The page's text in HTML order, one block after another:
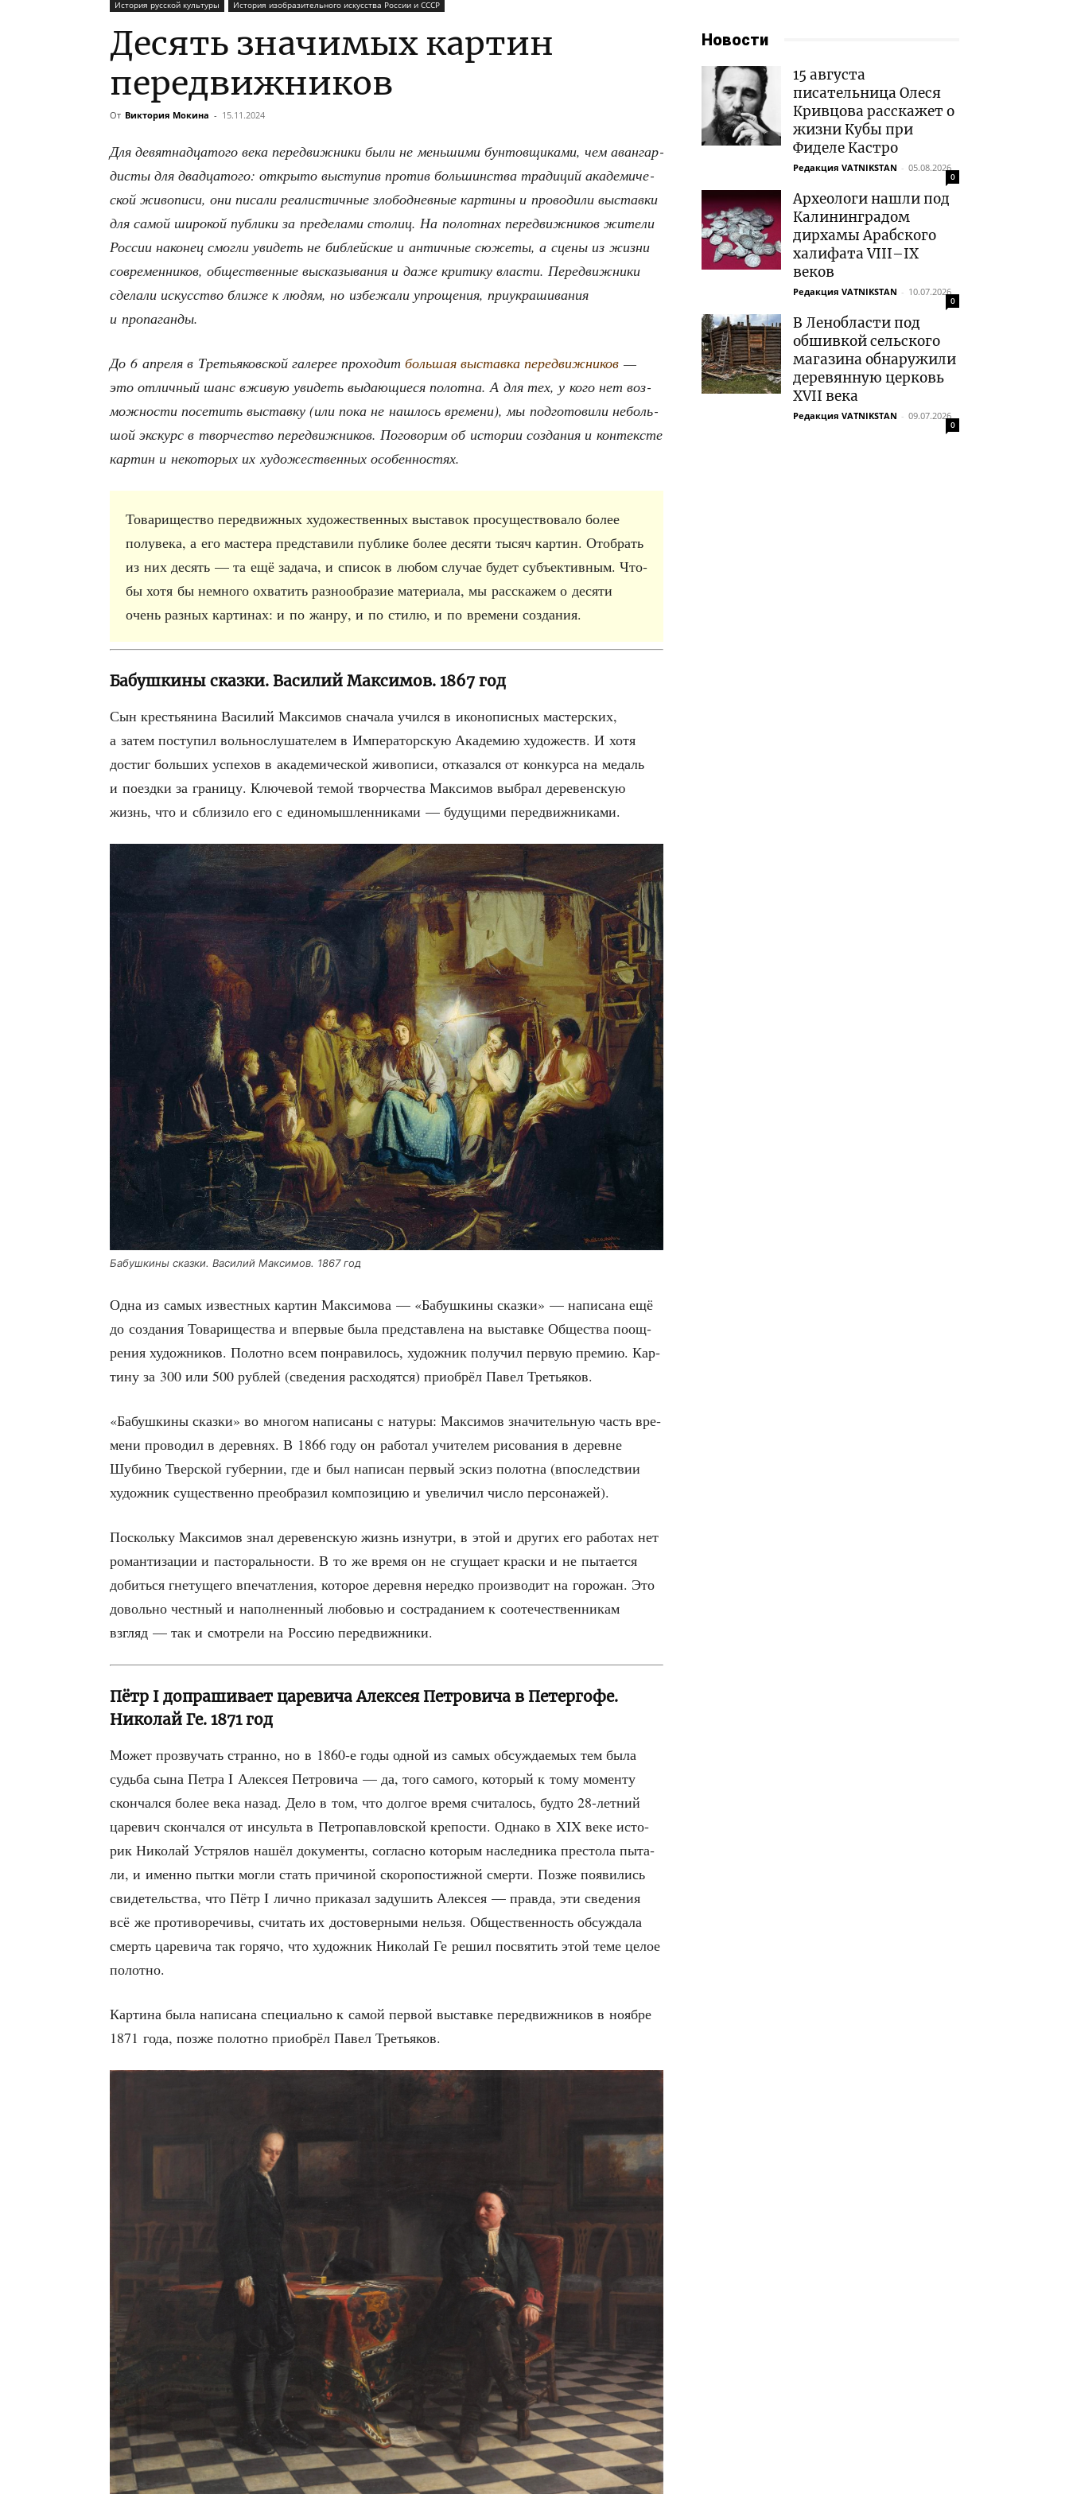
История русской культуры История изобразительного искусства России и СССР
Десять значимых картин
передвижников
От Виктория Мокина - 15.11.2024
Для девят­на­дца­то­го века пере­движ­ни­ки были не мень­ши­ми бун­тов­щи­ка­ми, чем аван­гар­
ди­сты для два­дца­то­го: откры­то высту­пив про­тив боль­шин­ства тра­ди­ций ака­де­ми­че­
ской живо­пи­си, они писа­ли реа­ли­стич­ные зло­бо­днев­ные кар­ти­ны и про­во­ди­ли выстав­ки
для самой широ­кой пуб­ли­ки за пре­де­ла­ми сто­лиц. На полот­нах пере­движ­ни­ков жите­ли
Рос­сии нако­нец смог­ли уви­деть не биб­лей­ские и антич­ные сюже­ты, а сце­ны из жиз­ни
совре­мен­ни­ков, обще­ствен­ные выска­зы­ва­ния и даже кри­ти­ку вла­сти. Пере­движ­ни­ки
сде­ла­ли искус­ство бли­же к людям, но избе­жа­ли упро­ще­ния, при­укра­ши­ва­ния
и пропаганды.
До 6 апре­ля в Тре­тья­ков­ской гале­рее про­хо­дит боль­шая выстав­ка пере­движ­ни­ков —
это отлич­ный шанс вжи­вую уви­деть выда­ю­щи­е­ся полот­на. А для тех, у кого нет воз­
мож­но­сти посе­тить выстав­ку (или пока не нашлось вре­ме­ни), мы под­го­то­ви­ли неболь­
шой экс­курс в твор­че­ство пере­движ­ни­ков. Пого­во­рим об исто­рии созда­ния и кон­тек­сте
кар­тин и неко­то­рых их худо­же­ствен­ных особенностях.
Това­ри­ще­ство пере­движ­ных худо­же­ствен­ных выста­вок про­су­ще­ство­ва­ло более
полу­ве­ка, а его масте­ра пред­ста­ви­ли пуб­ли­ке более деся­ти тысяч кар­тин. Отобрать
из них десять — та ещё зада­ча, и спи­сок в любом слу­чае будет субъ­ек­тив­ным. Что­
бы хотя бы немно­го охва­тить раз­но­об­ра­зие мате­ри­а­ла, мы рас­ска­жем о деся­ти
очень раз­ных кар­ти­нах: и по жан­ру, и по сти­лю, и по вре­ме­ни создания.
Бабушкины сказки. Василий Максимов. 1867 год
Сын кре­стья­ни­на Васи­лий Мак­си­мов сна­ча­ла учил­ся в ико­но­пис­ных мастер­ских,
а затем посту­пил воль­но­слу­ша­те­лем в Импе­ра­тор­скую Ака­де­мию худо­жеств. И хотя
достиг боль­ших успе­хов в ака­де­ми­че­ской живо­пи­си, отка­зал­ся от кон­кур­са на медаль
и поезд­ки за гра­ни­цу. Клю­че­вой темой твор­че­ства Мак­си­мов выбрал дере­вен­скую
жизнь, что и сбли­зи­ло его с еди­но­мыш­лен­ни­ка­ми — буду­щи­ми передвижниками.
Бабуш­ки­ны сказ­ки. Васи­лий Мак­си­мов. 1867 год
Одна из самых извест­ных кар­тин Мак­си­мо­ва — «Бабуш­ки­ны сказ­ки» — напи­са­на ещё
до созда­ния Това­ри­ще­ства и впер­вые была пред­став­ле­на на выстав­ке Обще­ства поощ­
ре­ния худож­ни­ков. Полот­но всем понра­ви­лось, худож­ник полу­чил первую пре­мию. Кар­
ти­ну за 300 или 500 руб­лей (све­де­ния рас­хо­дят­ся) при­об­рёл Павел Третьяков.
«Бабуш­ки­ны сказ­ки» во мно­гом напи­са­ны с нату­ры: Мак­си­мов зна­чи­тель­ную часть вре­
ме­ни про­во­дил в дерев­нях. В 1866 году он рабо­тал учи­те­лем рисо­ва­ния в деревне
Шуби­но Твер­ской губер­нии, где и был напи­сан пер­вый эскиз полот­на (впо­след­ствии
худож­ник суще­ствен­но пре­об­ра­зил ком­по­зи­цию и уве­ли­чил чис­ло персонажей).
Посколь­ку Мак­си­мов знал дере­вен­скую жизнь изнут­ри, в этой и дру­гих его рабо­тах нет
роман­ти­за­ции и пас­то­раль­но­сти. В то же вре­мя он не сгу­ща­ет крас­ки и не пыта­ет­ся
добить­ся гне­ту­ще­го впе­чат­ле­ния, кото­рое дерев­ня неред­ко про­из­во­дит на горо­жан. Это
доволь­но чест­ный и напол­нен­ный любо­вью и состра­да­ни­ем к сооте­че­ствен­ни­кам
взгляд — так и смот­ре­ли на Рос­сию передвижники.
Пётр I допрашивает царевича Алексея Петровича в Петергофе.
Николай Ге. 1871 год
Может про­зву­чать стран­но, но в 1860‑е годы одной из самых обсуж­да­е­мых тем была
судь­ба сына Пет­ра I Алек­сея Пет­ро­ви­ча — да, того само­го, кото­рый к тому момен­ту
скон­чал­ся более века назад. Дело в том, что дол­гое вре­мя счи­та­лось, буд­то 28-лет­ний
царе­вич скон­чал­ся от инсуль­та в Пет­ро­пав­лов­ской кре­по­сти. Одна­ко в XIX веке исто­
рик Нико­лай Устря­лов нашёл доку­мен­ты, соглас­но кото­рым наслед­ни­ка пре­сто­ла пыта­
ли, и имен­но пыт­ки мог­ли стать при­чи­ной ско­ро­по­стиж­ной смер­ти. Поз­же появи­лись
сви­де­тель­ства, что Пётр I лич­но при­ка­зал заду­шить Алек­сея — прав­да, эти све­де­ния
всё же про­ти­во­ре­чи­вы, счи­тать их досто­вер­ны­ми нель­зя. Обще­ствен­ность обсуж­да­ла
смерть царе­ви­ча так горя­чо, что худож­ник Нико­лай Ге решил посвя­тить этой теме целое
полотно.
Кар­ти­на была напи­са­на спе­ци­аль­но к самой пер­вой выстав­ке пере­движ­ни­ков в нояб­ре
1871 года, поз­же полот­но при­об­рёл Павел Третьяков.
Новости
15 августа
писательница Олеся
Кривцова расскажет о
жизни Кубы при
Фиделе Кастро
Редакция VATNIKSTAN - 05.08.2026
0
Археологи нашли под
Калининградом
дирхамы Арабского
халифата VIII–IX
веков
Редакция VATNIKSTAN - 10.07.2026
0
В Ленобласти под
обшивкой сельского
магазина обнаружили
деревянную церковь
XVII века
Редакция VATNIKSTAN - 09.07.2026
0